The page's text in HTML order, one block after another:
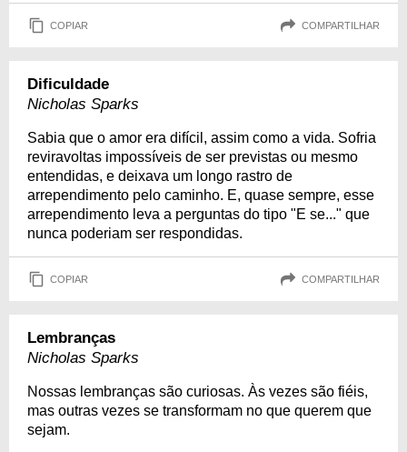
COPIAR COMPARTILHAR
Dificuldade
Nicholas Sparks
Sabia que o amor era difícil, assim como a vida. Sofria
reviravoltas impossíveis de ser previstas ou mesmo
entendidas, e deixava um longo rastro de
arrependimento pelo caminho. E, quase sempre, esse
arrependimento leva a perguntas do tipo "E se..." que
nunca poderiam ser respondidas.
COPIAR COMPARTILHAR
Lembranças
Nicholas Sparks
Nossas lembranças são curiosas. Às vezes são fiéis,
mas outras vezes se transformam no que querem que
sejam.